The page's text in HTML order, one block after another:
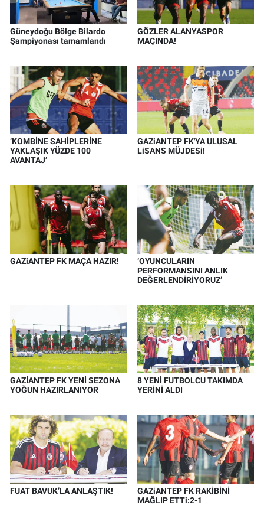
Güneydoğu Bölge Bilardo
Şampiyonası tamamlandı
GÖZLER ALANYASPOR
MAÇINDA!
‘KOMBİNE SAHİPLERİNE
YAKLAŞIK YÜZDE 100
AVANTAJ’
GAZiANTEP FK'YA ULUSAL
LiSANS MÜJDESi!
GAZiANTEP FK MAÇA HAZIR!
‘OYUNCULARIN
PERFORMANSINI ANLIK
DEĞERLENDİRİYORUZ’
GAZİANTEP FK YENİ SEZONA
YOĞUN HAZIRLANIYOR
8 YENİ FUTBOLCU TAKIMDA
YERİNİ ALDI
FUAT BAVUK’LA ANLAŞTIK!
GAZiANTEP FK RAKİBİNİ
MAĞLIP ETTi:2-1